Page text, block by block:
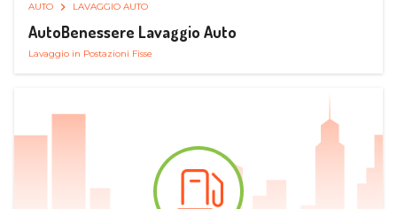
AUTO LAVAGGIO AUTO
AutoBenessere Lavaggio Auto
Lavaggio in Postazioni Fisse